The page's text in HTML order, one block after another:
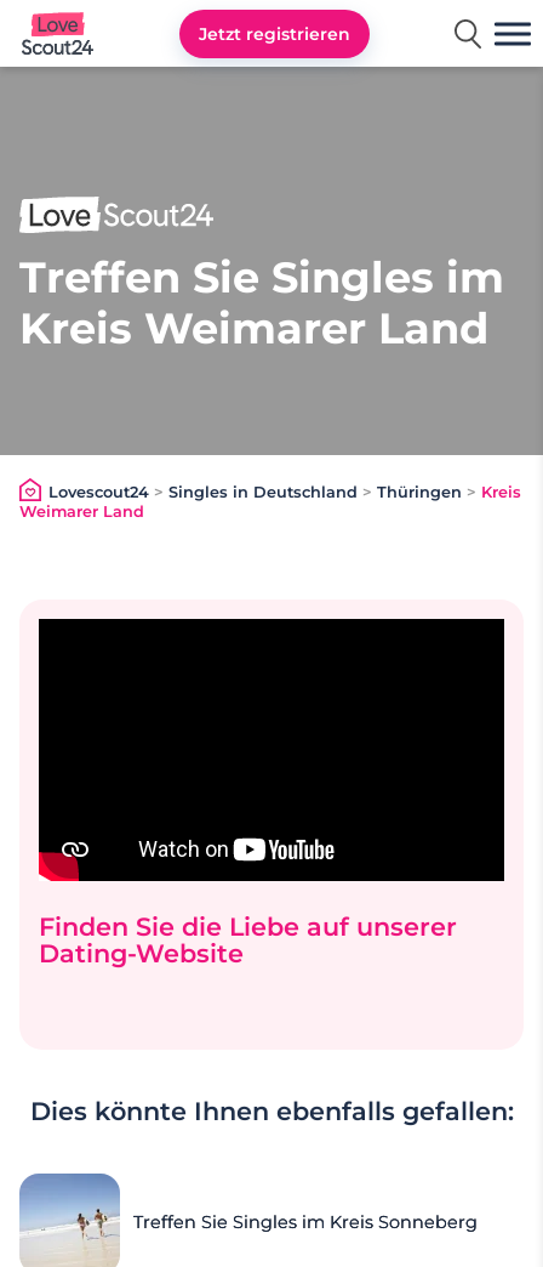
Lovescout24
Jetzt registrieren
Treffen Sie Singles im
Kreis Weimarer Land
Lovescout24> Singles in Deutschland > Thüringen > Kreis
Weimarer Land
Finden Sie die Liebe auf unserer
Dating-Website
Dies könnte Ihnen ebenfalls gefallen:
Treffen Sie Singles im Kreis Sonneberg